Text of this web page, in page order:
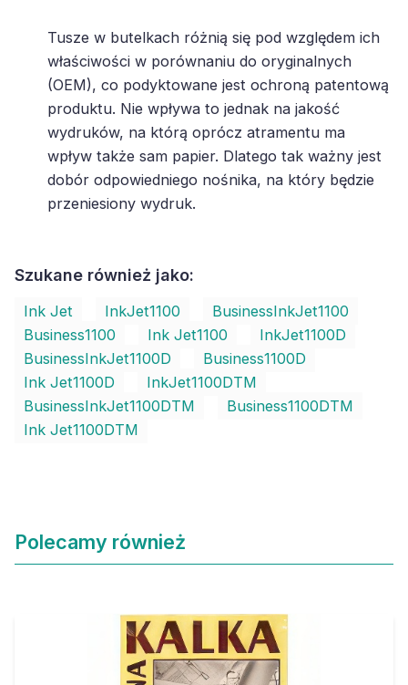
Tusze w butelkach różnią się pod względem ich
właściwości w porównaniu do oryginalnych
(OEM), co podyktowane jest ochroną patentową
produktu. Nie wpływa to jednak na jakość
wydruków, na którą oprócz atramentu ma
wpływ także sam papier. Dlatego tak ważny jest
dobór odpowiedniego nośnika, na który będzie
przeniesiony wydruk.
Szukane również jako:
Ink Jet InkJet1100
BusinessInkJet1100
Business1100
Ink Jet1100
InkJet1100D
BusinessInkJet1100D
Business1100D
Ink Jet1100D
InkJet1100DTM
BusinessInkJet1100DTM
Business1100DTM
Ink Jet1100DTM
Polecamy również